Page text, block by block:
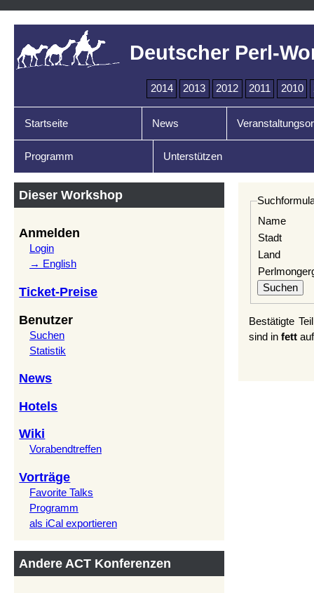
Deutscher Perl-
2014 2013 2012 2011 2010
Startseite News
Programm Unterstützen
Dieser Workshop
Anmelden
Login
→ English
Ticket-Preise
Benutzer
Suchen
Statistik
News
Hotels
Wiki
Vorabendtreffen
Vorträge
Favorite Talks
Programm
als iCal exportieren
Andere ACT Konferenzen
Name
Stadt
Land
Bestätigte
sind in fett